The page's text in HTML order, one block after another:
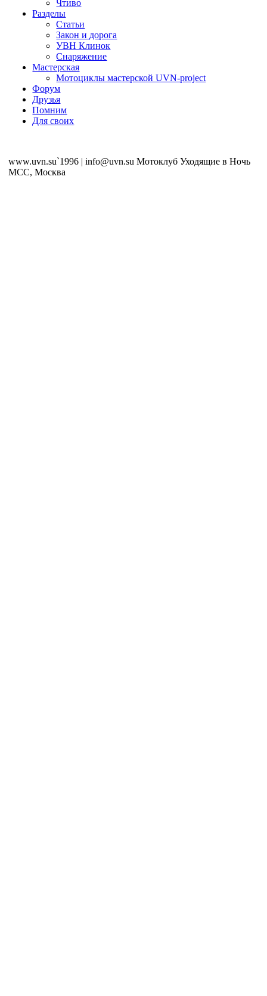
Чтиво
Разделы
Статьи
Закон и дорога
УВН Клинок
Снаряжение
Мастерская
Мотоциклы мастерской UVN-project
Форум
Друзья
Помним
Для своих
www.uvn.su`1996 | info@uvn.su Мотоклуб Уходящие в Ночь
MCC, Москва